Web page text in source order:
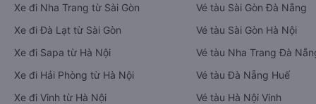
Xe đi Nha Trang từ Sài Gòn
Xe đi Đà Lạt từ Sài Gòn
Xe đi Sapa từ Hà Nội
Xe đi Hải Phòng từ Hà Nội
Xe đi Vinh từ Hà Nội
Vé tàu Sài Gòn Đà Nẵng
Vé tàu Sài Gòn Hà Nội
Vé tàu Nha Trang Đà
Vé tàu Đà Nẵng Huế
Vé tàu Hà Nội Vinh